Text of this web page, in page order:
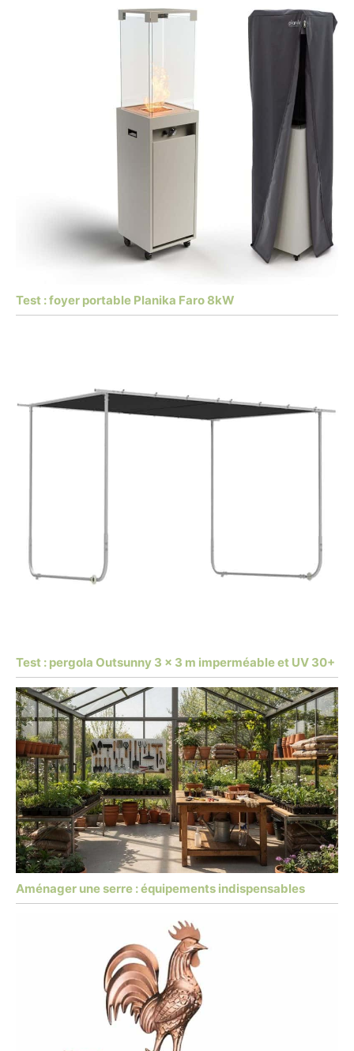
Test : foyer portable Planika Faro 8kW
Test : pergola Outsunny 3 x 3 m imperméable et UV 30+
Aménager une serre : équipements indispensables